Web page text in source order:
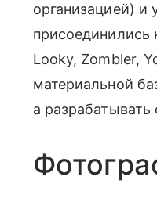
организацией)
присоединились
Looky, Zombler,
материальной
а